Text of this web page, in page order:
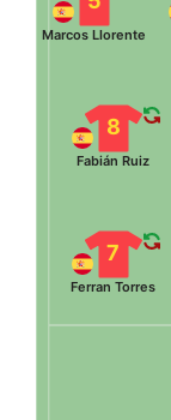
Marcos Llorente
8
Fabián Ruiz
7
Ferran Torres